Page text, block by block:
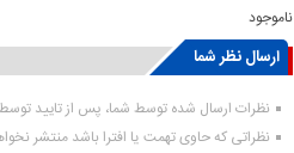
ناموجود
ارسال نظر شما
نظرات ارسال شده توسط شما، پس از تایید
نظراتی که حاوی تهمت یا افترا باشد منتشر